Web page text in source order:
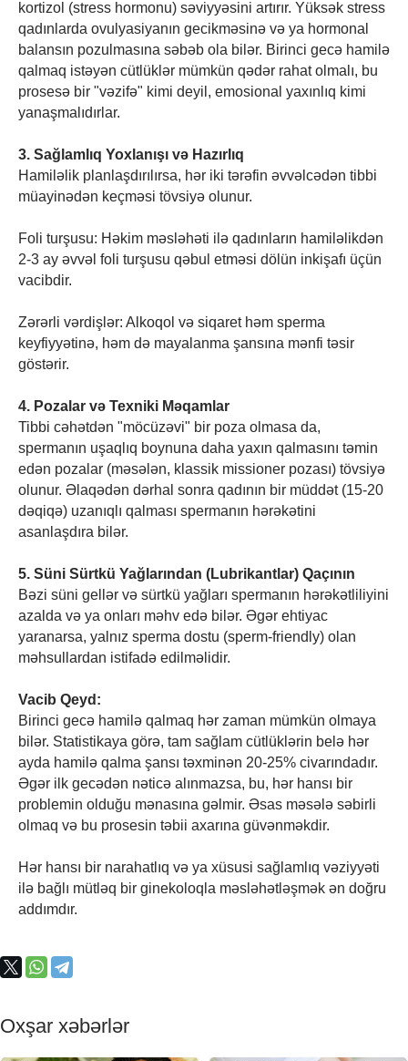
kortizol (stress hormonu) səviyyəsini artırır. Yüksək stress
qadınlarda ovulyasiyanın gecikməsinə və ya hormonal
balansın pozulmasına səbəb ola bilər. Birinci gecə hamilə
qalmaq istəyən cütlüklər mümkün qədər rahat olmalı, bu
prosesə bir "vəzifə" kimi deyil, emosional yaxınlıq kimi
yanaşmalıdırlar.
3. Sağlamlıq Yoxlanışı və Hazırlıq
Hamiləlik planlaşdırılırsa, hər iki tərəfin əvvəlcədən tibbi
müayinədən keçməsi tövsiyə olunur.
Foli turşusu: Həkim məsləhəti ilə qadınların hamiləlikdən
2-3 ay əvvəl foli turşusu qəbul etməsi dölün inkişafı üçün
vacibdir.
Zərərli vərdişlər: Alkoqol və siqaret həm sperma
keyfiyyətinə, həm də mayalanma şansına mənfi təsir
göstərir.
4. Pozalar və Texniki Məqamlar
Tibbi cəhətdən "möcüzəvi" bir poza olmasa da,
spermanın uşaqlıq boynuna daha yaxın qalmasını təmin
edən pozalar (məsələn, klassik missioner pozası) tövsiyə
olunur. Əlaqədən dərhal sonra qadının bir müddət (15-20
dəqiqə) uzanıqlı qalması spermanın hərəkətini
asanlaşdıra bilər.
5. Süni Sürtkü Yağlarından (Lubrikantlar) Qaçının
Bəzi süni gellər və sürtkü yağları spermanın hərəkətliliyini
azalda və ya onları məhv edə bilər. Əgər ehtiyac
yaranarsa, yalnız sperma dostu (sperm-friendly) olan
məhsullardan istifadə edilməlidir.
Vacib Qeyd:
Birinci gecə hamilə qalmaq hər zaman mümkün olmaya
bilər. Statistikaya görə, tam sağlam cütlüklərin belə hər
ayda hamilə qalma şansı təxminən 20-25% civarındadır.
Əgər ilk gecədən nəticə alınmazsa, bu, hər hansı bir
problemin olduğu mənasına gəlmir. Əsas məsələ səbirli
olmaq və bu prosesin təbii axarına güvənməkdir.
Hər hansı bir narahatlıq və ya xüsusi sağlamlıq vəziyyəti
ilə bağlı mütləq bir ginekoloqla məsləhətləşmək ən doğru
addımdır.
Oxşar xəbərlər